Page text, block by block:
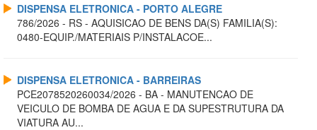
DISPENSA ELETRONICA - PORTO ALEGRE
786/2026 - RS - AQUISICAO DE BENS DA(S) FAMILIA(S):
0480-EQUIP./MATERIAIS P/INSTALACOE...
DISPENSA ELETRONICA - BARREIRAS
PCE2078520260034/2026 - BA - MANUTENCAO DE
VEICULO DE BOMBA DE AGUA E DA SUPESTRUTURA DA
VIATURA AU...